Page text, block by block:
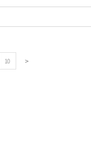
10